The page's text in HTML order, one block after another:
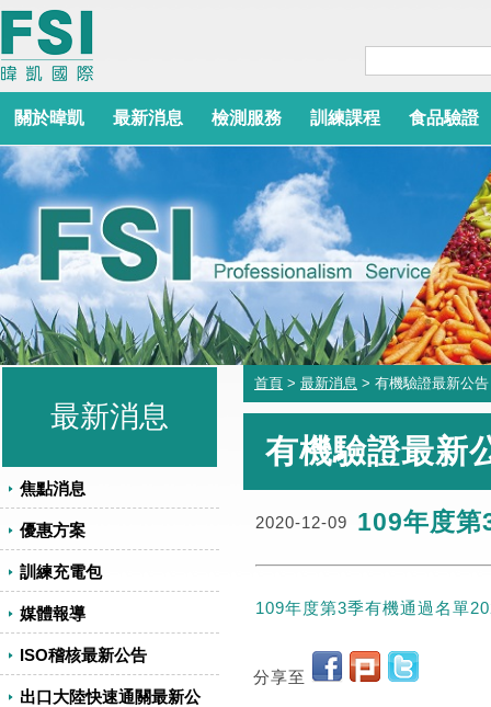
關於暐凱 最新消息 檢測服務 訓練課程 食品驗證
最新消息
焦點消息
優惠方案
訓練充電包
媒體報導
ISO稽核最新公告
出口大陸快速通關最新公
首頁 > 最新消息 > 有機驗證最新公告
有機驗證最新
2020-12-09 109年度第
109年度第3季有機通過名單
分享至